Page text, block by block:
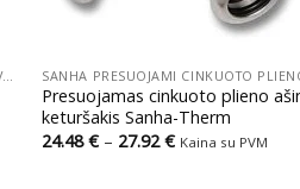
SANHA PRESUOJAMI CINKUOTO PLIENO VAMZDŽIAI IR JUNGTYS
Presuojamas cinkuoto plieno
keturšakis Sanha-Therm
24.48€ – 27.92€Price
Kaina su PVM